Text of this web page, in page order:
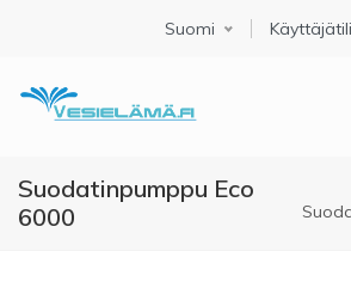
Select your
Suomi Käyttäjätili
Suodatinpumppu Eco
6000